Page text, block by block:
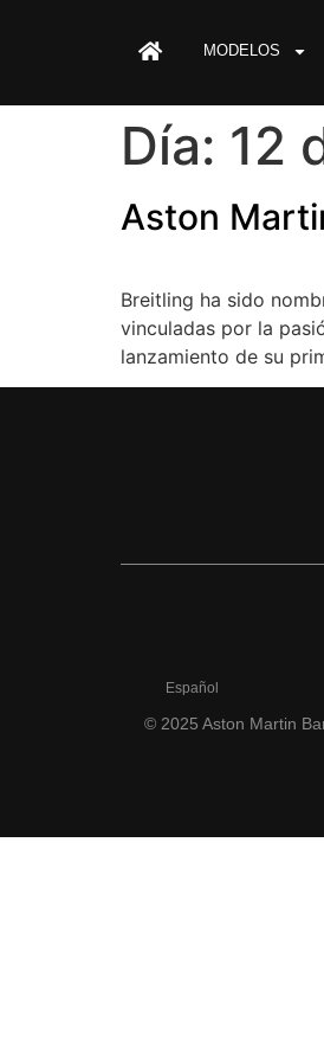
MODELOS
Día: 12
Aston
Breitling ha sido
vinculadas por la
lanzamiento de su
Español
© 2025 Aston Martin